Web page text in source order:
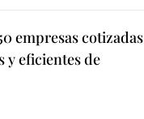
empresas cotizadas
y eficientes de